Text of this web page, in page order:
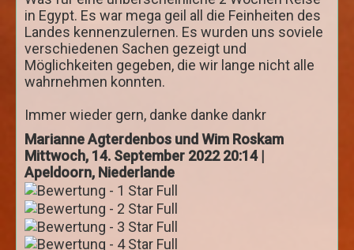
Wüstensafari mit dem Geländewagen
Mit Quadrunnern durch die Wüste
Ausflüge nach Luxor
Luxor 1 Tag mit dem Kleinbus
Luxor 2 Tage mit dem Kleinbus
Ausflüge nach Kairo
Kairo 1 oder 2 Tage per Flug
Kairo 1 Tag mit dem Kleinbus
Kairo 2 Tage mit dem Kleinbus
in Egypt. Es war mega geil all die Feinheiten des
Landes kennenzulernen. Es wurden uns soviele
verschiedenen Sachen gezeigt und
Möglichkeiten gegeben, die wir lange nicht alle
wahrnehmen konnten.
Immer wieder gern, danke danke dankr
Marianne Agterdenbos und Wim Roskam
Mittwoch, 14. September 2022 20:14 |
Apeldoorn, Niederlande